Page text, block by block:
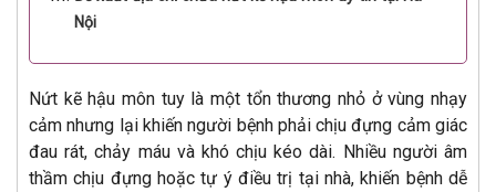
Nội
Nứt kẽ hậu môn tuy là một tổn thương nhỏ ở vùng nhạy
cảm nhưng lại khiến người bệnh phải chịu đựng cảm giác
đau rát, chảy máu và khó chịu kéo dài. Nhiều người âm
thầm chịu đựng hoặc tự ý điều trị tại nhà, khiến bệnh dễ